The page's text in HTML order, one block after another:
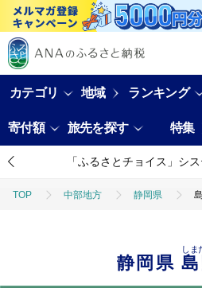
カテゴリ 地域 ランキング
寄付額 旅先を探す 特集
「ふるさとチョイス」シ
TOP 中部地方 静岡県
静岡県
しま